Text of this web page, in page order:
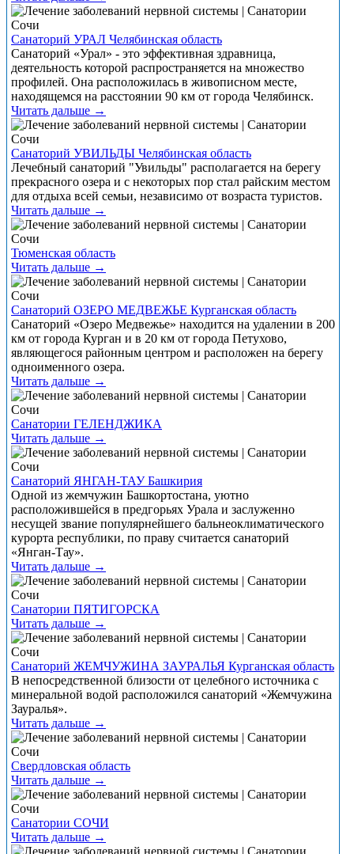
Санаторий УРАЛ Челябинская область
Санаторий «Урал» - это эффективная здравница,
деятельность которой распространяется на множество
профилей. Она расположилась в живописном месте,
находящемся на расстоянии 90 км от города Челябинск.
Читать дальше →
Санаторий УВИЛЬДЫ Челябинская область
Лечебный санаторий "Увильды" располагается на берегу
прекрасного озера и с некоторых пор стал райским местом
для отдыха всей семьи, независимо от возраста туристов.
Читать дальше →
Тюменская область
Читать дальше →
Санаторий ОЗЕРО МЕДВЕЖЬЕ Курганская область
Санаторий «Озеро Медвежье» находится на удалении в 200
км от города Курган и в 20 км от города Петухово,
являющегося районным центром и расположен на берегу
одноименного озера.
Читать дальше →
Санатории ГЕЛЕНДЖИКА
Читать дальше →
Санаторий ЯНГАН-ТАУ Башкирия
Одной из жемчужин Башкортостана, уютно
расположившейся в предгорьях Урала и заслуженно
несущей звание популярнейшего бальнеоклиматического
курорта республики, по праву считается санаторий
«Янган-Тау».
Читать дальше →
Санатории ПЯТИГОРСКА
Читать дальше →
Санаторий ЖЕМЧУЖИНА ЗАУРАЛЬЯ Курганская область
В непосредственной близости от целебного источника с
минеральной водой расположился санаторий «Жемчужина
Зауралья».
Читать дальше →
Свердловская область
Читать дальше →
Санатории СОЧИ
Читать дальше →